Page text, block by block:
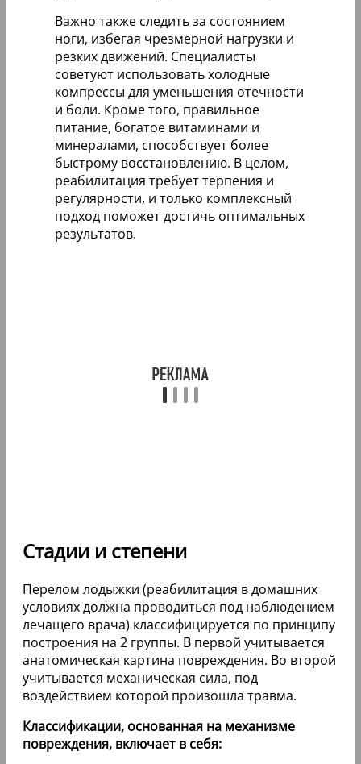
Важно также следить за состоянием
ноги, избегая чрезмерной нагрузки и
резких движений. Специалисты
советуют использовать холодные
компрессы для уменьшения отечности
и боли. Кроме того, правильное
питание, богатое витаминами и
минералами, способствует более
быстрому восстановлению. В целом,
реабилитация требует терпения и
регулярности, и только комплексный
подход поможет достичь оптимальных
результатов.
Стадии и степени
Перелом лодыжки (реабилитация в домашних
условиях должна проводиться под наблюдением
лечащего врача) классифицируется по принципу
построения на 2 группы. В первой учитывается
анатомическая картина повреждения. Во второй
учитывается механическая сила, под
воздействием которой произошла травма.
Классификации, основанная на механизме
повреждения, включает в себя: